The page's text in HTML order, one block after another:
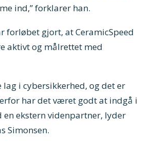
ind,” forklarer han.
forløbet gjort, at CeramicSpeed
aktivt og målrettet med
lag i cybersikkerhed, og det er
har det været godt at indgå i
ekstern videnpartner, lyder
Simonsen.